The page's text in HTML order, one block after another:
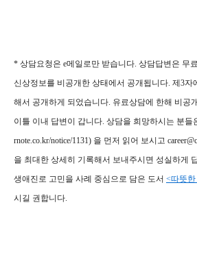
* 상담요청은 e메일로만 받습니다. 상담답변은 무
신상정보를 비공개한 상태에서 공개됩니다. 제3자
해서 공개하게 되었습니다. 유료상담에 한해 비공
이틀 이내 답변이 갑니다. 상담을 희망하시는 분들
rnote.co.kr/notice/1131) 을 먼저 읽어 보시고
을 최대한 상세히 기록해서 보내주시면 성실하게
생애진로 고민을 사례 중심으로 담은 도서 <따뜻한
시길 권합니다.